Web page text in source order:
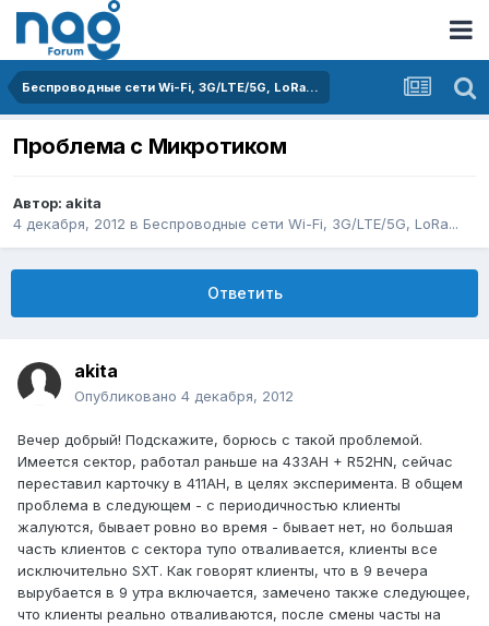
Беспроводные сети Wi-Fi, 3G/LTE/5G, LoRa...
Проблема с Микротиком
Автор: akita
4 декабря, 2012 в Беспроводные сети Wi-Fi, 3G/LTE/5G, LoRa...
Ответить
akita
Опубликовано 4 декабря, 2012
Вечер добрый! Подскажите, борюсь с такой проблемой.
Имеется сектор, работал раньше на 433AH + R52HN, сейчас
переставил карточку в 411AH, в целях эксперимента. В общем
проблема в следующем - с периодичностью клиенты
жалуются, бывает ровно во время - бывает нет, но большая
часть клиентов с сектора тупо отваливается, клиенты все
исключительно SXT. Как говорят клиенты, что в 9 вечера
вырубается в 9 утра включается, замечено также следующее,
что клиенты реально отваливаются, после смены часты на